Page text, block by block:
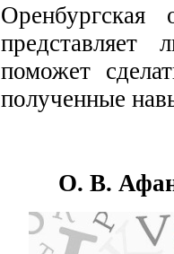
представляет
поможет
полученные
О. В.